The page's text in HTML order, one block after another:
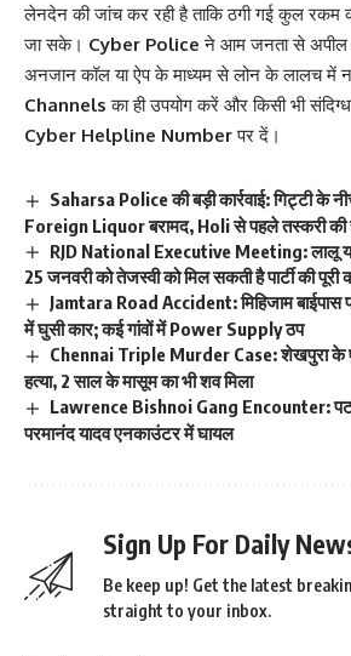
लेनदेन की जांच कर रही है ताकि ठगी गई कुल रकम
जा सके। Cyber Police ने आम जनता से अपील
अनजान कॉल या ऐप के माध्यम से लोन के लालच में
Channels का ही उपयोग करें और किसी भी संदिग्ध
Cyber Helpline Numberपर दें।
Saharsa Police की बड़ी कार्रवाई: गिट्टी के
Foreign Liquor बरामद, Holi से पहले तस्करी की
RJD National Executive Meeting: लालू
25 जनवरी को तेजस्वी को मिल सकती है पार्टी की पूरी
Jamtara Road Accident: मिहिजाम बाईपास
में घुसी कार; कई गांवों में Power Supply ठप
Chennai Triple Murder Case: शेखपुरा के एक
हत्या, 2 साल के मासूम का भी शव मिला
Lawrence Bishnoi Gang Encounter: पटना
परमानंद यादव एनकाउंटर में घायल
Sign Up For Daily
Be keep up! Get the latest
straight to your inbox.